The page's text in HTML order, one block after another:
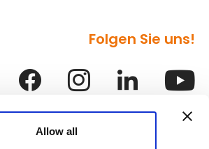
Allow all
Folgen Sie uns!